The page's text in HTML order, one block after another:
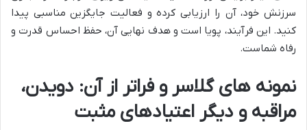
سرزنش خود، آن را ارزیابی کرده و فعالیت جایگزین مناسبی پیدا
کنید. این فرآیند، پویا است و هدف نهایی آن، حفظ احساس قدرت و
رفاه شماست.
نمونه های گلاسر و فراتر از آن: دویدن،
مراقبه و دیگر اعتیادهای مثبت